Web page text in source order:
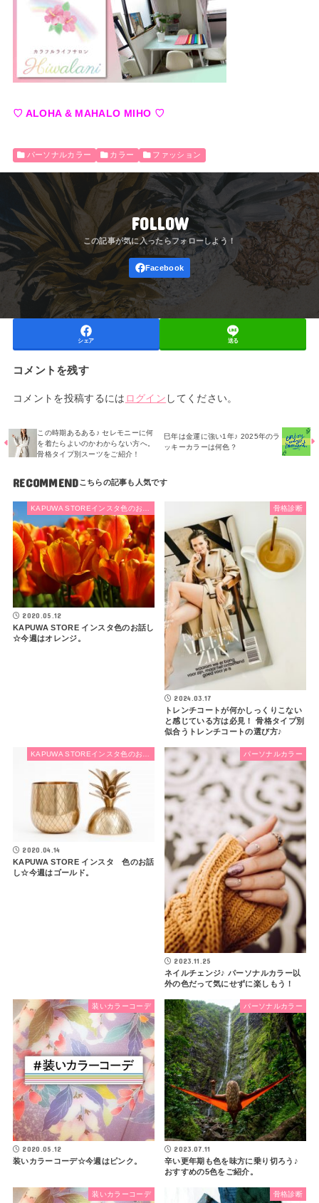
♡ ALOHA & MAHALO MIHO ♡
パーソナルカラー カラー ファッション
FOLLOW
シェア 送る
コメントを残す
コメントを投稿するには ログイン してください。
この時期あるある♪ セレモニーに何
を着たらよいのかわからない方へ。
骨格タイプ別スーツをご紹介！
巳年は金運に強い1年♪ 2025年のラ
ッキーカラーは何色？
RECOMMEND
2020.05.12
KAPUWA STORE インスタ色のお話し
☆今週はオレンジ。
骨格診断
2024.03.17
トレンチコートが何かしっくりこない
と感じている方は必見！ 骨格タイプ別
似合うトレンチコートの選び方♪
KAPUWA STOREインスタ色のお話し
2020.04.14
KAPUWA STORE インスタ 色のお話
し☆今週はゴールド。
パーソナルカラー
2023.11.25
ネイルチェンジ♪ パーソナルカラー以
外の色だって気にせずに楽しもう！
装いカラーコーデ
2020.05.12
装いカラーコーデ☆今週はピンク。
パーソナルカラー
2023.07.11
辛い更年期も色を味方に乗り切ろう♪
おすすめの5色をご紹介。
装いカラーコーデ 骨格診断